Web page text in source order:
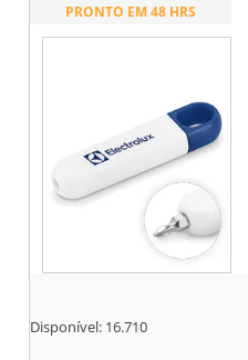
PRONTO EM 48 HRS
Disponível: 16.710